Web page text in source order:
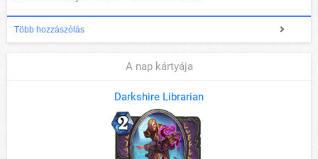
Több hozzászólás
A nap kártyája
Darkshire Librarian